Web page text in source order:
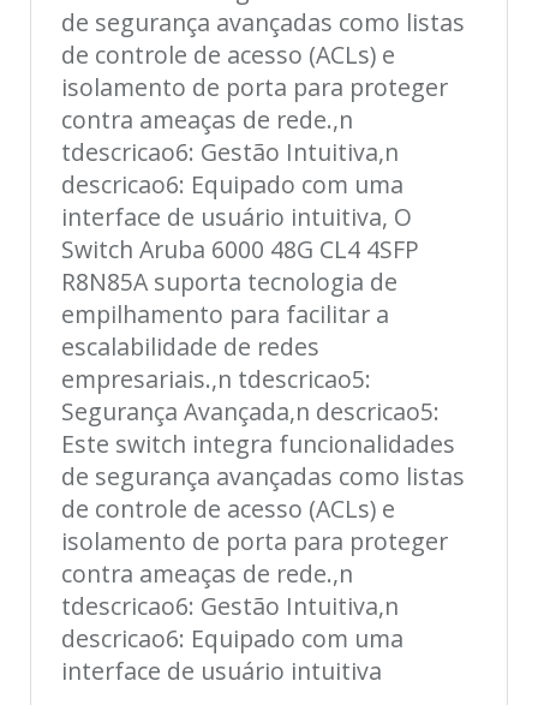
de segurança avançadas como listas
de controle de acesso (ACLs) e
isolamento de porta para proteger
contra ameaças de rede.,n
tdescricao6: Gestão Intuitiva,n
descricao6: Equipado com uma
interface de usuário intuitiva, O
Switch Aruba 6000 48G CL4 4SFP
R8N85A suporta tecnologia de
empilhamento para facilitar a
escalabilidade de redes
empresariais.,n tdescricao5:
Segurança Avançada,n descricao5:
Este switch integra funcionalidades
de segurança avançadas como listas
de controle de acesso (ACLs) e
isolamento de porta para proteger
contra ameaças de rede.,n
tdescricao6: Gestão Intuitiva,n
descricao6: Equipado com uma
interface de usuário intuitiva